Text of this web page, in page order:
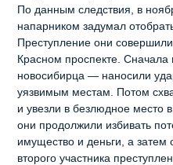
По данным следствия, в
напарником задумал
Преступление они
Красном проспекте. Сначала
новосибирца — наносили
уязвимым местам. Потом
и увезли в безлюдное место
они продолжили избивать
имущество и деньги, а
второго участника